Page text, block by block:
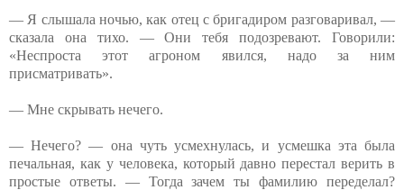
— Я слышала ночью, как отец с бригадиром разговаривал, —
сказала она тихо. — Они тебя подозревают. Говорили:
«Неспроста этот агроном явился, надо за ним
присматривать».
— Мне скрывать нечего.
— Нечего? — она чуть усмехнулась, и усмешка эта была
печальная, как у человека, который давно перестал верить в
простые ответы. — Тогда зачем ты фамилию переделал?